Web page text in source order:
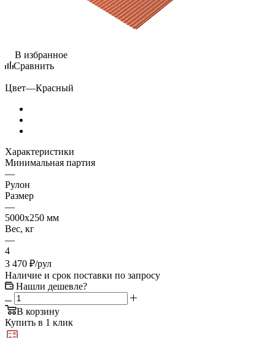
В избранное
Сравнить
Цвет—Красный
Характеристики
Минимальная партия
—
Рулон
Размер
—
5000х250 мм
Вес, кг
—
4
3 470 ₽/рул
Наличие и срок поставки по запросу
Нашли дешевле?
В корзину
Купить в 1 клик